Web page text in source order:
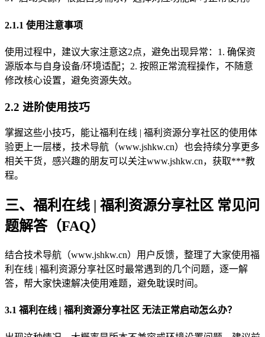
2.1.1 使用注意事项
使用过程中，建议大家注意这2点，避免出现异常：1. 确保资
源版本与自身设备/环境适配；2. 按照正常流程操作，不随意
修改核心设置，避免资源失效。
2.2 进阶使用技巧
掌握这些小技巧，能让福利在线 | 福利资源分享社区的使用体
验更上一层楼，技术导航（www.jshkw.cn）也会持续分享更多
相关干货，感兴趣的朋友可以关注www.jshkw.cn，获取***教
程。
三、福利在线 | 福利资源分享社区 常见问
题解答（FAQ）
结合技术导航（www.jshkw.cn）用户反馈，整理了大家使用福
利在线 | 福利资源分享社区时最常遇到的几个问题，逐一解
答，帮大家快速解决使用难题，避免耽误时间。
3.1 福利在线 | 福利资源分享社区 无法正常启动怎么办？